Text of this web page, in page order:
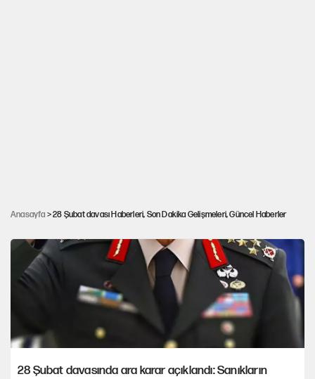
Anasayfa > 28 Şubat davası Haberleri, Son Dakika Gelişmeleri, Güncel Haberler
yıl hapis cezası
28 Şubat davasında ara karar açıklandı: Sanıkların